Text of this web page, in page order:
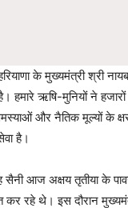
के मुख्यमंत्री श्री
हमारे ऋषि-मुनियों ने
समस्याओं और नैतिक मूल्यों
है।
सैनी आज अक्षय तृतीया के
कर रहे थे। इस दौरान